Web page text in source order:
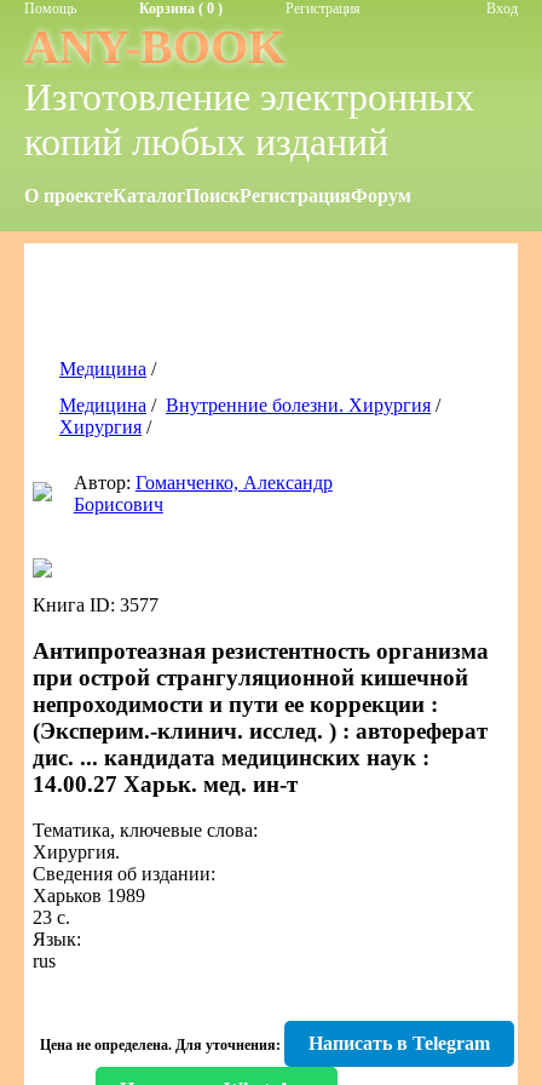
Помощь Корзина ( 0 ) Регистрация Вход
ANY-BOOK
Изготовление электронных
копий любых изданий
О проектеКаталогПоискРегистрацияФорум
Медицина /
Медицина / Внутренние болезни. Хирургия /
Хирургия /
Автор: Гоманченко, Александр
Борисович
Книга ID: 3577
Антипротеазная резистентность организма
при острой странгуляционной кишечной
непроходимости и пути ее коррекции :
(Эксперим.-клинич. исслед. ) : автореферат
дис. ... кандидата медицинских наук :
14.00.27 Харьк. мед. ин-т
Тематика, ключевые слова:
Хирургия.
Сведения об издании:
Харьков 1989
23 с.
Язык:
rus
Цена не определена. Для уточнения: Написать в Telegram